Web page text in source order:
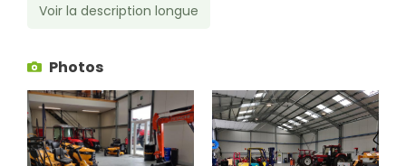
Voir la description longue
Photos